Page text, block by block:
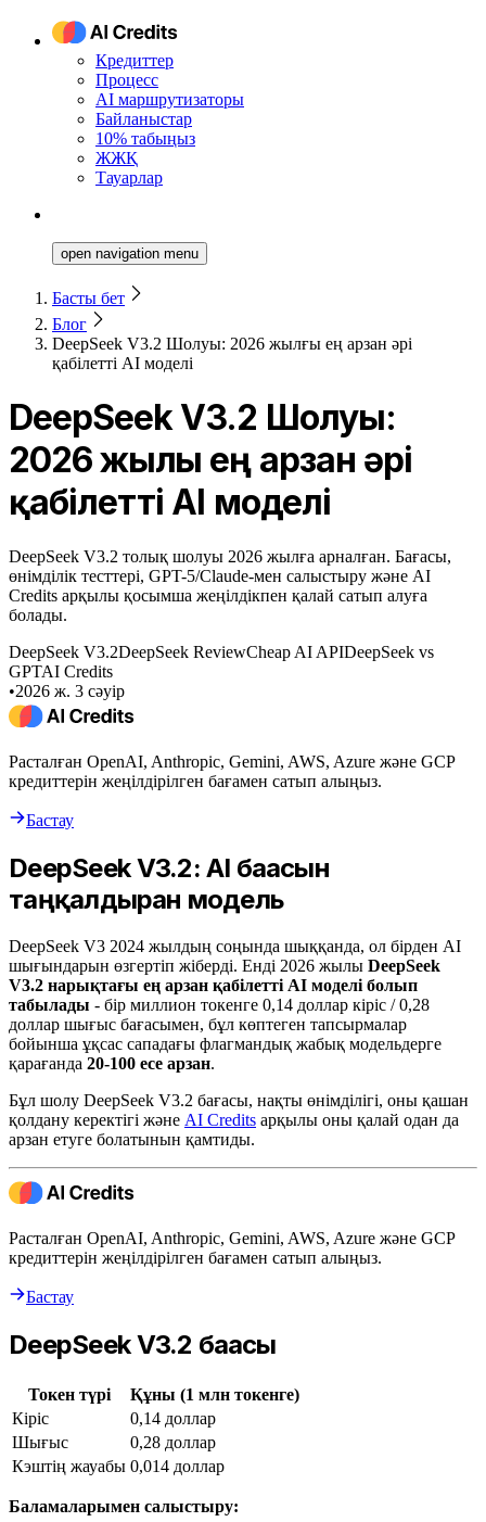
Кредиттер
Процесс
AI маршрутизаторы
Байланыстар
10% табыңыз
ЖЖҚ
Тауарлар
open navigation menu
Басты бет
Блог
DeepSeek V3.2 Шолуы: 2026 жылғы ең арзан әрі
қабілетті AI моделі
DeepSeek V3.2 Шолуы:
2026 жылғы ең арзан әрі
қабілетті AI моделі
DeepSeek V3.2 толық шолуы 2026 жылға арналған. Бағасы,
өнімділік тесттері, GPT-5/Claude-мен салыстыру және AI
Credits арқылы қосымша жеңілдікпен қалай сатып алуға
болады.
DeepSeek V3.2DeepSeek ReviewCheap AI APIDeepSeek vs
GPTAI Credits
•2026 ж. 3 сәуір
Расталған OpenAI, Anthropic, Gemini, AWS, Azure және GCP
кредиттерін жеңілдірілген бағамен сатып алыңыз.
Бастау
DeepSeek V3.2: AI бағасын
таңқалдырған модель
DeepSeek V3 2024 жылдың соңында шыққанда, ол бірден AI
шығындарын өзгертіп жіберді. Енді 2026 жылы DeepSeek
V3.2 нарықтағы ең арзан қабілетті AI моделі болып
табылады - бір миллион токенге 0,14 доллар кіріс / 0,28
доллар шығыс бағасымен, бұл көптеген тапсырмалар
бойынша ұқсас сападағы флагмандық жабық модельдерге
қарағанда 20-100 есе арзан.
Бұл шолу DeepSeek V3.2 бағасы, нақты өнімділігі, оны қашан
қолдану керектігі және AI Credits арқылы оны қалай одан да
арзан етуге болатынын қамтиды.
Расталған OpenAI, Anthropic, Gemini, AWS, Azure және GCP
кредиттерін жеңілдірілген бағамен сатып алыңыз.
Бастау
DeepSeek V3.2 бағасы
Токен түрі
Құны (1 млн токенге)
Кіріс
0,14 доллар
Шығыс
0,28 доллар
Кэштің жауабы 0,014 доллар
Баламаларымен салыстыру: